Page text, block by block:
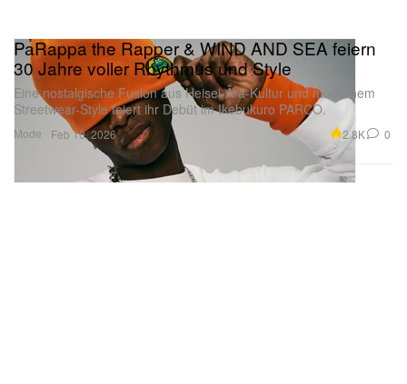
Mode
PaRappa the Rapper & WIND AND SEA feiern
30 Jahre voller Rhythmus und Style
Eine nostalgische Fusion aus Heisei-Ära-Kultur und modernem
Streetwear-Style feiert ihr Debüt im Ikebukuro PARCO.
Feb 10, 2026 2.8K 0